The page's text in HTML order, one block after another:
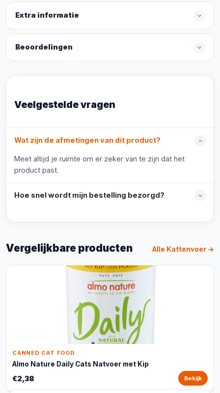
Extra informatie
Beoordelingen
Veelgestelde vragen
Wat zijn de afmetingen van dit product?
Meet altijd je ruimte om er zeker van te zijn dat het
product past.
Hoe snel wordt mijn bestelling bezorgd?
Vergelijkbare producten Alle Kattenvoer →
CANNED CAT FOOD
Almo Nature Daily Cats Natvoer met Kip
€2,38 Bekijk